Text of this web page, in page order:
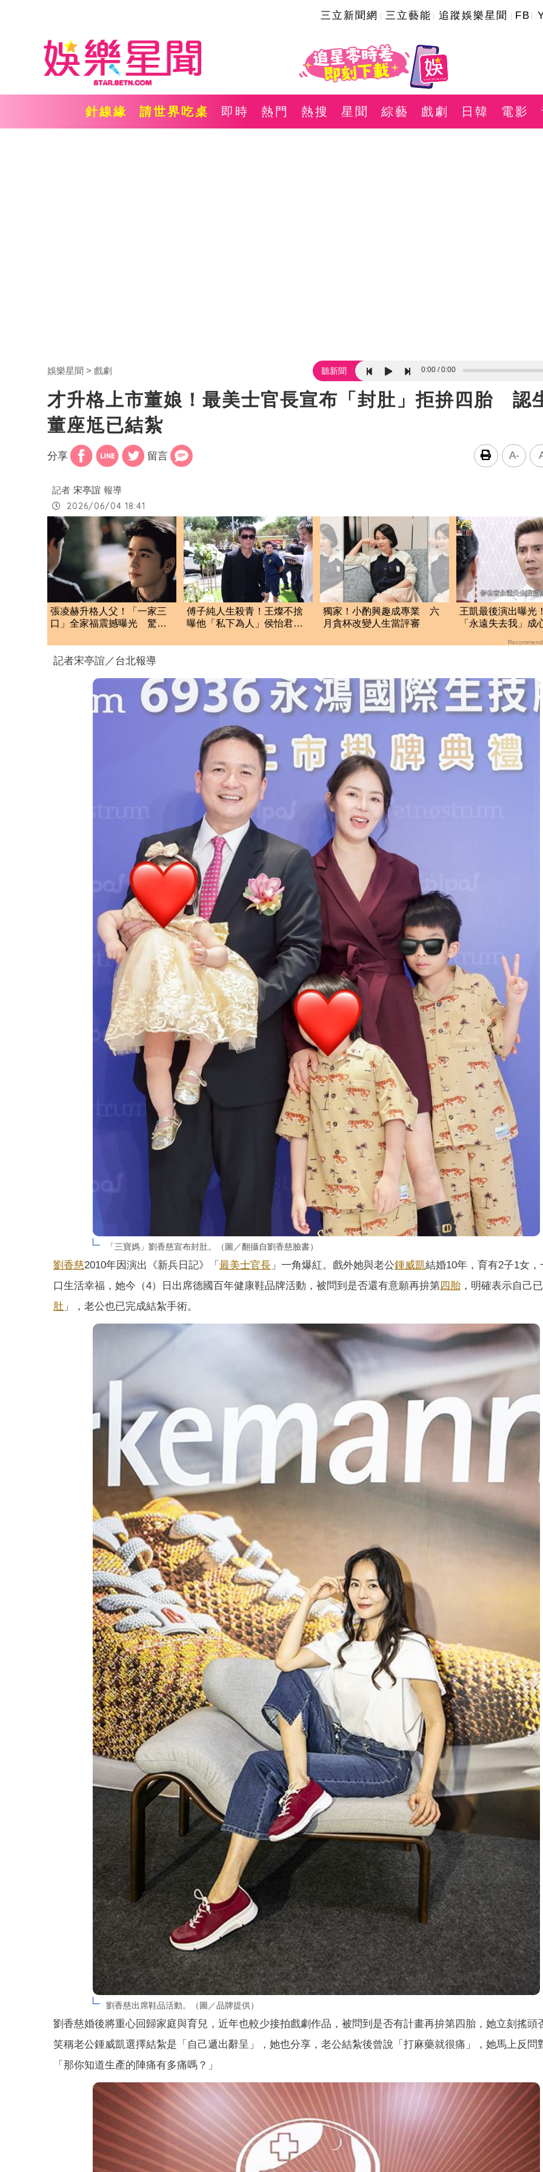
三立新聞網 三立藝能 追蹤娛樂星聞 FB
針線緣 請世界吃桌 即時 熱門 熱搜 星聞 綜藝 戲劇 日韓 電影
娛樂星聞 戲劇 聽新聞 0:00 0:00
才升格上市董娘！最美士官長宣布「封肚」拒拚四胎 認
董座尪已結紮
分享 留言 A-
記者 宋亭誼 報導
2026/06/04 18:41
張凌赫升格人父！「一家三
口」全家福震撼曝光 驚人
傅子純人生殺青！王燦不捨
曝他「私下為人」侯怡君哽
獨家！小酌興趣成專業 六
月貪杯改變人生當評審
王凱最後演出曝光
「永遠失去我」成
記者宋亭誼／台北報導
「三寶媽」劉香慈宣布封肚。（圖／翻攝自劉香慈臉書）
劉香慈2010年因演出《新兵日記》「 最美士官長 」一角爆紅。戲外她與老公鍾威凱結婚10年，育有2子1女，
口生活幸福，她今（4）日出席德國百年健康鞋品牌活動，被問到是否還有意願再拚第四胎 ，明確表示自己
肚 」，老公也已完成結紮手術。
劉香慈出席鞋品活動。（圖／品牌提供）
劉香慈婚後將重心回歸家庭與育兒，近年也較少接拍戲劇作品，被問到是否有計畫再拚第四胎，她立刻搖頭
笑稱老公鍾威凱選擇結紮是「自己遞出辭呈」，她也分享，老公結紮後曾說「打麻藥就很痛」，她馬上反問
「那你知道生產的陣痛有多痛嗎？」